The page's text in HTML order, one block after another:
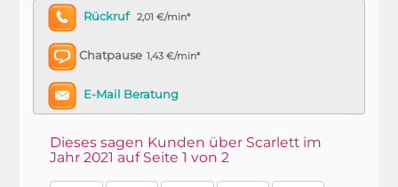
Rückruf 2,01 €/min*
Chatpause 1,43 €/min*
E-Mail Beratung
Dieses sagen Kunden über Scarlett im
Jahr 2021 auf Seite 1 von 2